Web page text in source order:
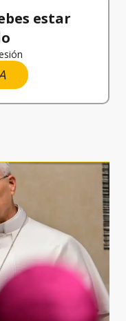
estar